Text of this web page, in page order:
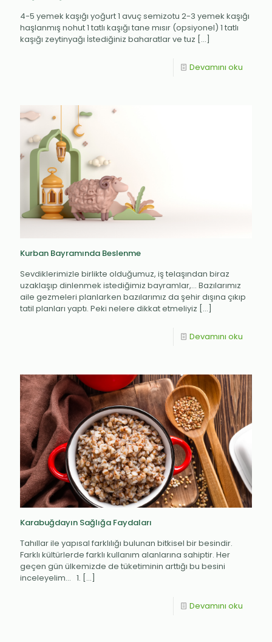
4-5 yemek kaşığı yoğurt 1 avuç semizotu 2-3 yemek kaşığı
haşlanmış nohut 1 tatlı kaşığı tane mısır (opsiyonel) 1 tatlı
kaşığı zeytinyağı İstediğiniz baharatlar ve tuz […]
Devamını oku
Kurban Bayramında Beslenme
Sevdiklerimizle birlikte olduğumuz, iş telaşından biraz
uzaklaşıp dinlenmek istediğimiz bayramlar,… Bazılarımız
aile gezmeleri planlarken bazılarımız da şehir dışına çıkıp
tatil planları yaptı. Peki nelere dikkat etmeliyiz […]
Devamını oku
Karabuğdayın Sağlığa Faydaları
Tahıllar ile yapısal farklılığı bulunan bitkisel bir besindir.
Farklı kültürlerde farklı kullanım alanlarına sahiptir. Her
geçen gün ülkemizde de tüketiminin arttığı bu besini
inceleyelim… 1. […]
Devamını oku